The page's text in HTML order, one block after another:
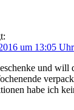
um 13:05 Uhr
und will
habe ich